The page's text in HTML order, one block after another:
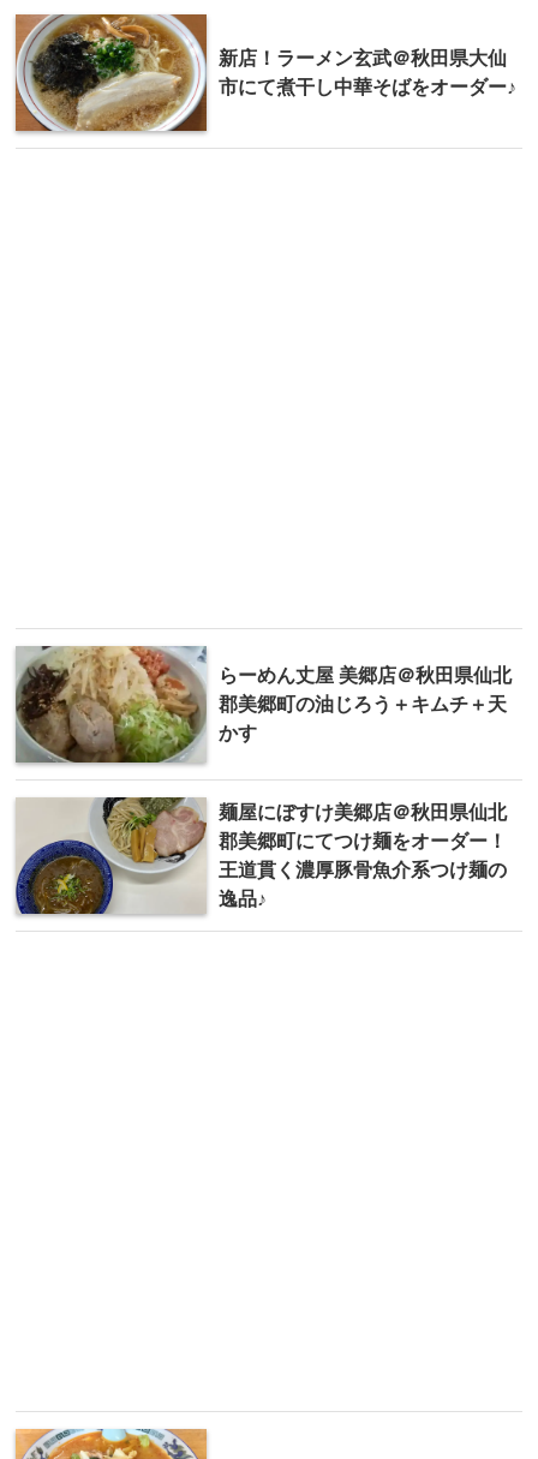
新店！ラーメン玄武＠秋田県大仙
市にて煮干し中華そばをオーダー♪
らーめん丈屋 美郷店＠秋田県仙北
郡美郷町の油じろう＋キムチ＋天
かす
麺屋にぼすけ美郷店＠秋田県仙北
郡美郷町にてつけ麺をオーダー！
王道貫く濃厚豚骨魚介系つけ麺の
逸品♪